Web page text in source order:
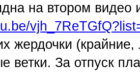
на втором видео
жердочки
ветки. За отпуск